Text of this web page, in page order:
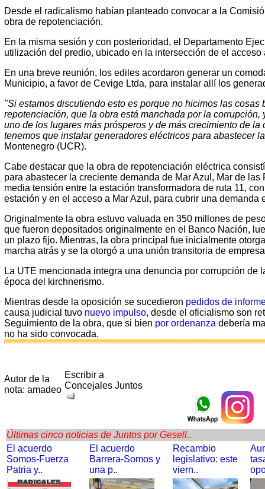
Desde el radicalismo habían planteado convocar a la
obra de repotenciación.
En la misma sesión y con posterioridad, el Departamento
utilización del predio, ubicado en la intersección de el acceso
En una breve reunión, los ediles acordaron generar un
Municipio, a favor de Cevige Ltda, para instalar allí los
"Si estamos discutiendo esto es porque no hicimos las
repotenciación, que la obra está manchada por la
uno de los lugares más prósperos y de más crecimiento de la
tenemos que instalar generadores eléctricos para abastecer
Montenegro (UCR).
Cabe destacar que la obra de repotenciación eléctrica
para abastecer la creciente demanda de Mar Azul, Mar de
media tensión entre la estación transformadora de ruta 11,
estación y en el acceso a Mar Azul, para cubrir una demanda
Originalmente la obra estuvo valuada en 350 millones de
que fueron depositados originalmente en el Banco Nación,
un plazo fijo. Mientras, la obra principal fue inicialmente
marcha atrás y se la otorgó a una unión transitoria de
La UTE mencionada integra una denuncia por corrupción de
época del kirchnerismo.
Mientras desde la oposición se sucedieron pedidos de
causa judicial tuvo nuevo impulso, desde el oficialismo son
Seguimiento de la obra, que si bien por ordenanza debería
no ha sido convocada.
Autor de la
nota: amadeo
Escribir a
Concejales Juntos
Últimas cinco noticias de Juntos por Gesell..
El acuerdo
Somos-Fuerza
Patria y..
El acuerdo
Barrera-Somos y
una p..
Recambio
legislativo: este
viern..